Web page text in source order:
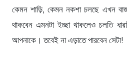
কেমন শাড়ি, কেমন নকশা চলছে এখন
থাকবেন এমনটা ইচ্ছা থাকলেও চলতি
আপনাকে। তবেই না এড়াতে পারবেন সেটা!